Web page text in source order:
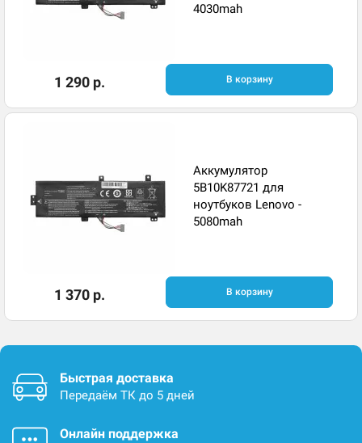
4030mah
1 290 р. В корзину
Аккумулятор
5B10K87721 для
ноутбуков Lenovo -
5080mah
1 370 р. В корзину
Быстрая доставка
Передаём ТК до 5 дней
Онлайн поддержка